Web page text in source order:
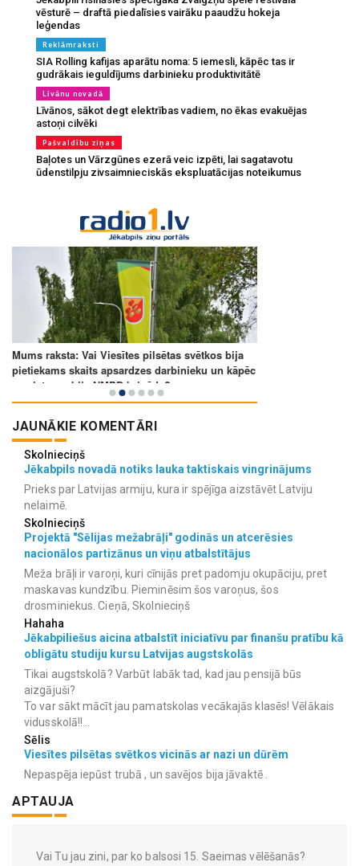
vēsturē – draftā piedalīsies vairāku paaudžu hokeja
leģendas
Reklāmraksti
SIA Rolling kafijas aparātu noma: 5 iemesli, kāpēc tas ir
gudrākais ieguldījums darbinieku produktivitātē
Līvānu novadā
Līvānos, sākot degt elektrības vadiem, no ēkas evakuējas
astoņi cilvēki
Pašvaldību ziņas
Baļotes un Vārzgūnes ezerā veic izpēti, lai sagatavotu
ūdenstilpju zivsaimnieciskās ekspluatācijas noteikumus
JAUNĀKIE KOMENTĀRI
Skolnieciņš
Jēkabpils novadā notiks lauka taktiskais vingrinājums
Prieks par Latvijas armiju, kura ir spējīga aizstāvēt Latviju
nelaimē.
Skolnieciņš
Projektā "Sēlijas mežabrāļi" godinās un atcerēsies
nacionālos partizānus un viņu atbalstītājus
Meža brāļi ir varoņi, kuri cīnijās pret padomju okupāciju, pret
maskavas kundzību. Pieminēsim šos varoņus, šos
drosminiekus. Cieņā, Skolnieciņš
Hahaha
Jēkabpiliešus aicina atbalstīt iniciatīvu par finanšu pratību kā
obligātu studiju kursu Latvijas augstskolās
Tikai augstskolā? Varbūt labāk tad, kad jau pensijā būs
aizgājuši?
To var sākt mācīt jau pamatskolas vecākajās klasēs! Vēlākais
vidusskolā!!...
Sēlis
Viesītes pilsētas svētkos vicinās ar nazi un dūrēm
Nepaspēja iepūst trubā , un savējos bija jāvaktē .
APTAUJA
Vai Tu jau zini, par ko balsosi 15. Saeimas vēlēšanās?